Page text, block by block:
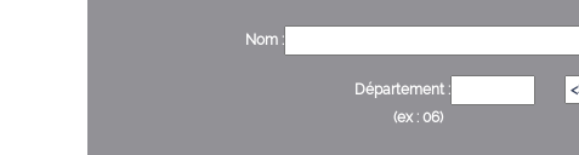
Nom :
Département :
(ex : 06)